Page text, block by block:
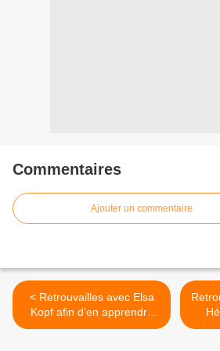
Commentaires
Ajouter un commentaire
< Retrouvailles avec Elsa
Kopf afin d’en apprendre
plus sur son nouvel album